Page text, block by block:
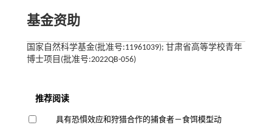
基金资助
国家自然科学基金(批准号:11961039); 甘肃省高等学校青年
博士项目(批准号:2022QB-056)